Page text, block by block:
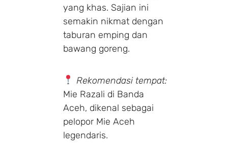
yang khas. Sajian ini
semakin nikmat dengan
taburan emping dan
bawang goreng.
Rekomendasi tempat:
Mie Razali di Banda
Aceh, dikenal sebagai
pelopor Mie Aceh
legendaris.